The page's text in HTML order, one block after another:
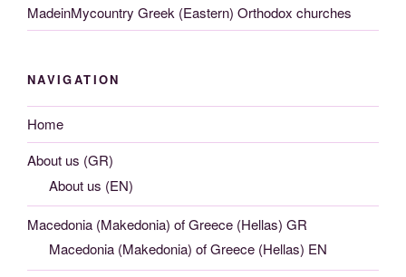
MadeinMycountry Greek (Eastern) Orthodox churches
NAVIGATION
Home
About us (GR)
About us (EN)
Macedonia (Makedonia) of Greece (Hellas) GR
Macedonia (Makedonia) of Greece (Hellas) EN